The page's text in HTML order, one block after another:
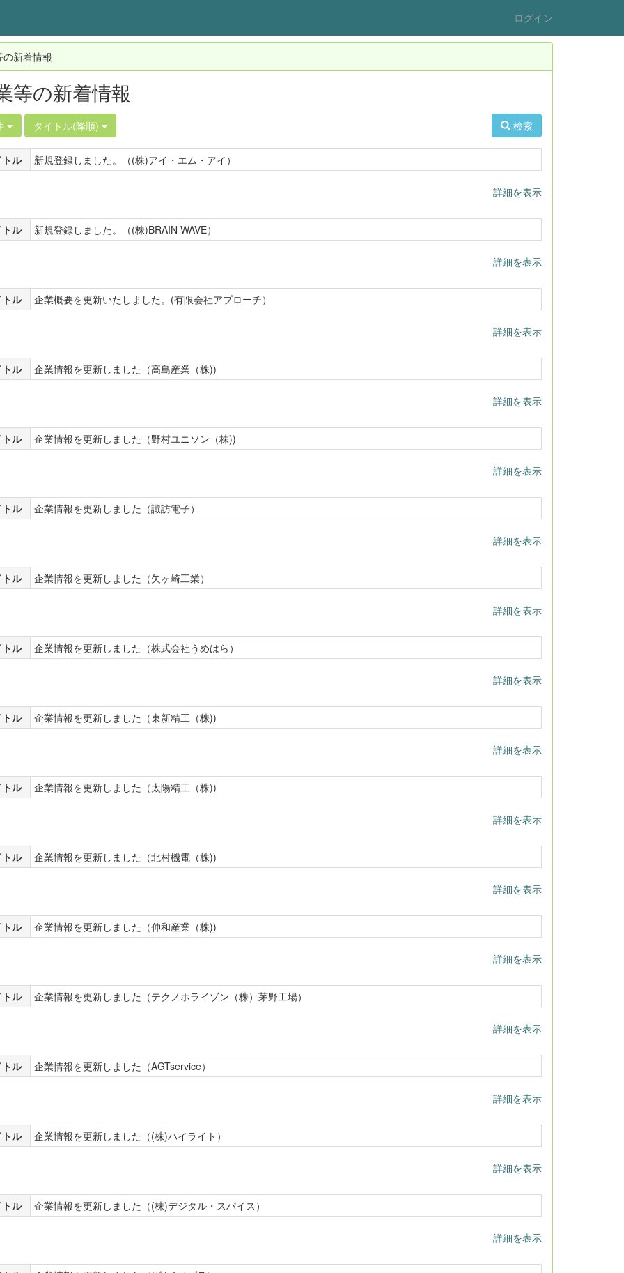
ログイン
の新着情報
等の新着情報
タイトル(降順) 検索
ル 新規登録しました。（(株)アイ・エム・アイ）
詳細を表示
ル 新規登録しました。（(株)BRAIN WAVE）
詳細を表示
ル 企業概要を更新いたしました。(有限会社アプローチ）
詳細を表示
ル 企業情報を更新しました（高島産業（株))
詳細を表示
ル 企業情報を更新しました（野村ユニソン（株))
詳細を表示
ル 企業情報を更新しました（諏訪電子）
詳細を表示
ル 企業情報を更新しました（矢ヶ崎工業）
詳細を表示
ル 企業情報を更新しました（株式会社うめはら）
詳細を表示
ル 企業情報を更新しました（東新精工（株))
詳細を表示
ル 企業情報を更新しました（太陽精工（株))
詳細を表示
ル 企業情報を更新しました（北村機電（株))
詳細を表示
ル 企業情報を更新しました（伸和産業（株))
詳細を表示
ル 企業情報を更新しました（テクノホライゾン（株）茅野工場）
詳細を表示
ル 企業情報を更新しました（AGTservice）
詳細を表示
ル 企業情報を更新しました（(株)ハイライト）
詳細を表示
ル 企業情報を更新しました（(株)デジタル・スパイス）
詳細を表示